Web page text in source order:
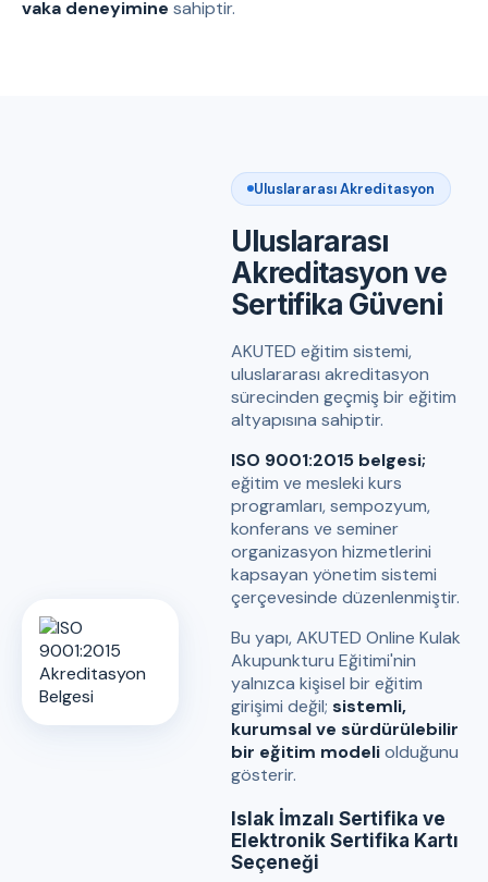
vaka deneyimine sahiptir.
Uluslararası Akreditasyon
Uluslararası
Akreditasyon ve
Sertifika Güveni
AKUTED eğitim sistemi,
uluslararası akreditasyon
sürecinden geçmiş bir eğitim
altyapısına sahiptir.
ISO 9001:2015 belgesi;
eğitim ve mesleki kurs
programları, sempozyum,
konferans ve seminer
organizasyon hizmetlerini
kapsayan yönetim sistemi
çerçevesinde düzenlenmiştir.
Bu yapı, AKUTED Online Kulak
Akupunkturu Eğitimi'nin
yalnızca kişisel bir eğitim
girişimi değil; sistemli,
kurumsal ve sürdürülebilir
bir eğitim modeliolduğunu
gösterir.
Islak İmzalı Sertifika ve
Elektronik Sertifika Kartı
Seçeneği